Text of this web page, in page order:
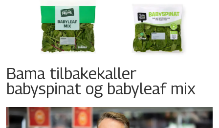
Bama tilbakekaller
babyspinat og babyleaf mix